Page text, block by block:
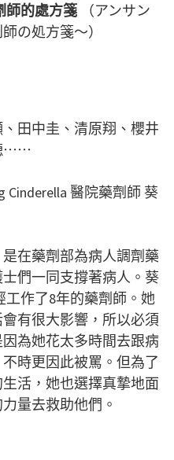
師的處方箋 （アンサン
の処方箋～）
田中圭、清原翔、櫻井
⋯⋯
Cinderella 醫院藥劑師 葵
在藥劑部為病人調劑藥
們一同支撐著病人。葵
作了8年的藥劑師。她
有很大影響，所以必須
為她花太多時間去跟病
時更因此被罵。但為了
活，她也選擇真摯地面
量去救助他們。